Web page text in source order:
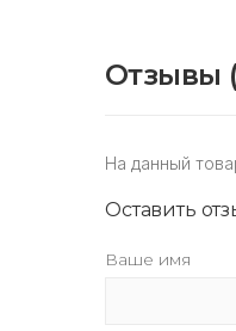
Отзывы
На данный
Оставить
Ваше имя